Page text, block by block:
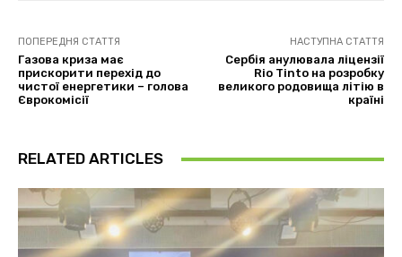
ПОПЕРЕДНЯ СТАТТЯ
Газова криза має
прискорити перехід до
чистої енергетики – голова
Єврокомісії
НАСТУПНА СТАТТЯ
Сербія анулювала ліцензії
Rio Tinto на розробку
великого родовища літію в
країні
RELATED ARTICLES